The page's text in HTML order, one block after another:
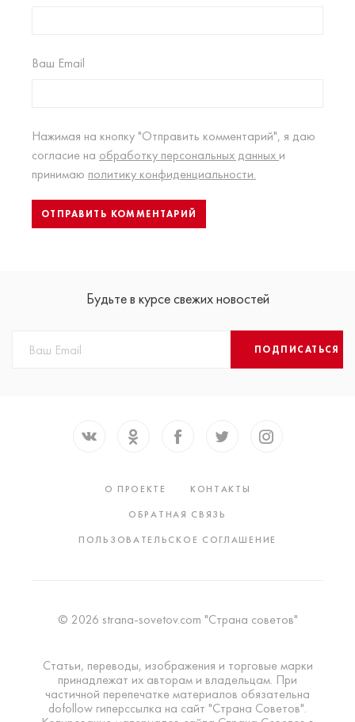
Ваш Email
Нажимая на кнопку "Отправить комментарий", я даю
согласие на обработку персональных данных и
принимаю политику конфиденциальности.
Будьте в курсе свежих новостей
ПОДПИСАТЬСЯ
О ПРОЕКТЕ
КОНТАКТЫ
ОБРАТНАЯ СВЯЗЬ
ПОЛЬЗОВАТЕЛЬСКОЕ СОГЛАШЕНИЕ
© 2026 strana-sovetov.com "Страна советов"
Статьи, переводы, изображения и торговые марки
принадлежат их авторам и владельцам. При
частичной перепечатке материалов обязательна
dofollow гиперссылка на сайт "Страна Советов".